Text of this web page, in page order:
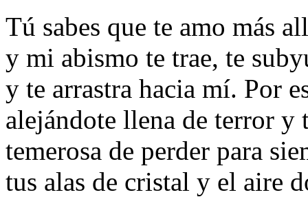
Tú sabes que te amo más
y mi abismo te trae, te
y te arrastra hacia mí. Por
alejándote llena de terror y
temerosa de perder para
tus alas de cristal y el aire